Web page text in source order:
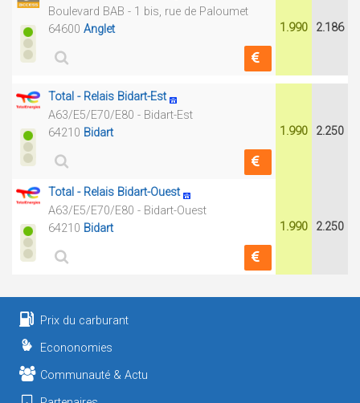
Boulevard BAB - 1 bis, rue de Paloumet
64600 Anglet 1.990 2.186
Total - Relais Bidart-Est
A63/E5/E70/E80 - Bidart-Est
64210 Bidart 1.990 2.250
Total - Relais Bidart-Ouest
A63/E5/E70/E80 - Bidart-Ouest
64210 Bidart 1.990 2.250
Prix du carburant
Econonomies
Communauté & Actu